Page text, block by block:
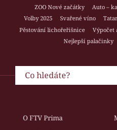
ZOO Nové začátky
Auto –
Volby 2025
Svařené víno
Pěstování lichořeřišnice
Výpočet
Nejlepší palačinky
O FTV Prima